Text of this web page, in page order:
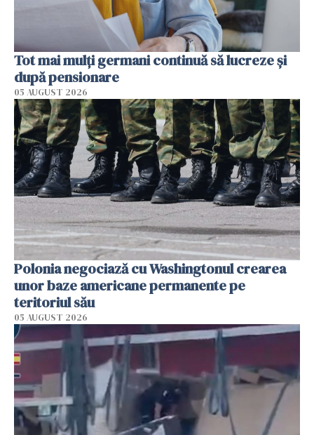
Tot mai mulți germani continuă să lucreze și
după pensionare
05 AUGUST 2026
Polonia negociază cu Washingtonul crearea
unor baze americane permanente pe
teritoriul său
05 AUGUST 2026